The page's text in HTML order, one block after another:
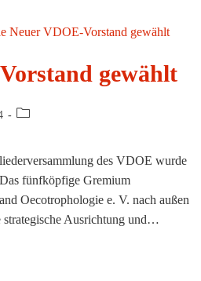
gewählt
Beitrags-
des VDOE wurde
fünfköpfige Gremium
Oecotrophologie e. V. nach außen
Ausrichtung und…